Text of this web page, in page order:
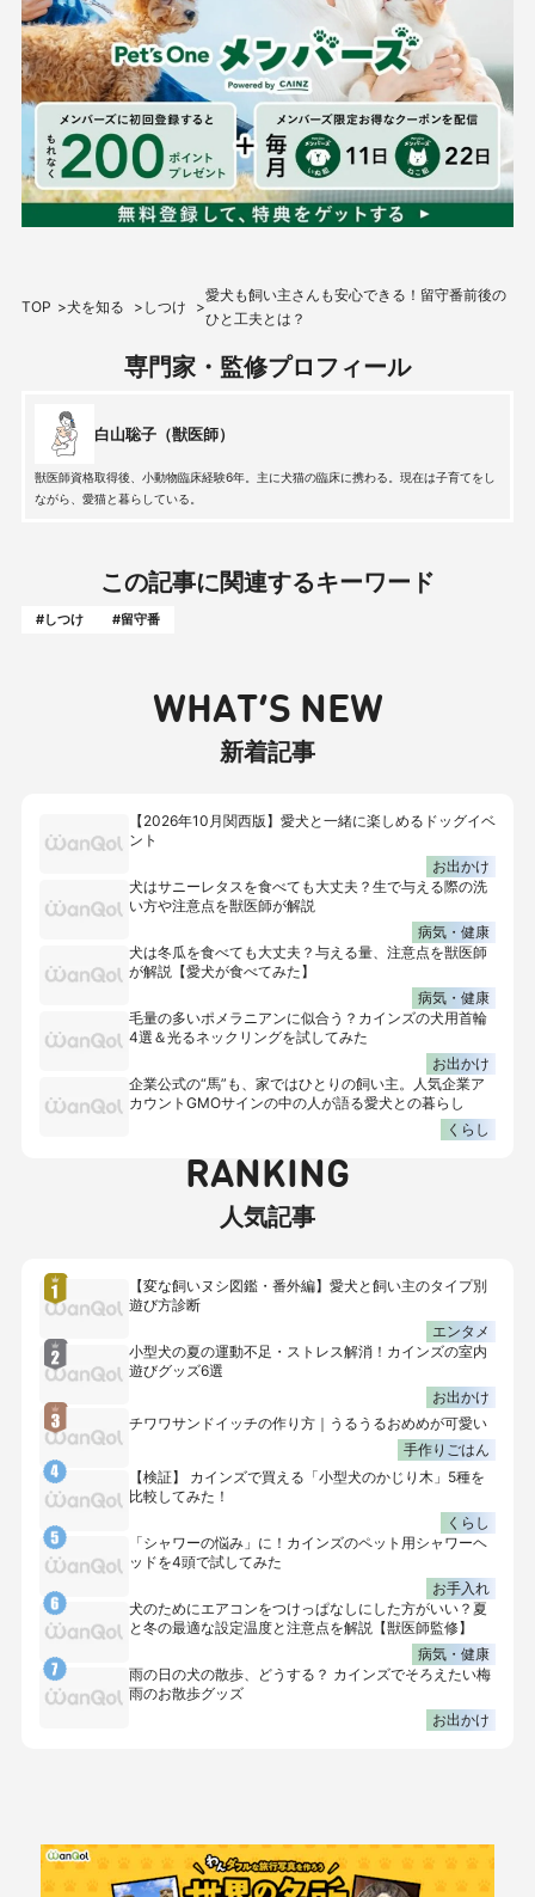
TOP 犬を知る しつけ
愛犬も飼い主さんも安心できる！留守番前後の
ひと工夫とは？
専門家・監修プロフィール
白山聡子（獣医師）
獣医師資格取得後、小動物臨床経験6年。主に犬猫の臨床に携わる。現在は子育てをし
ながら、愛猫と暮らしている。
この記事に関連するキーワード
#しつけ #留守番
WHAT’S NEW
新着記事
【2026年10月関西版】愛犬と一緒に楽しめるドッグイベ
ント
お出かけ
犬はサニーレタスを食べても大丈夫？生で与える際の洗
い方や注意点を獣医師が解説
病気・健康
犬は冬瓜を食べても大丈夫？与える量、注意点を獣医師
が解説【愛犬が食べてみた】
病気・健康
毛量の多いポメラニアンに似合う？カインズの犬用首輪
4選＆光るネックリングを試してみた
お出かけ
企業公式の“馬”も、家ではひとりの飼い主。人気企業ア
カウントGMOサインの中の人が語る愛犬との暮らし
くらし
RANKING
人気記事
【変な飼いヌシ図鑑・番外編】愛犬と飼い主のタイプ別
遊び方診断
エンタメ
小型犬の夏の運動不足・ストレス解消！カインズの室内
遊びグッズ6選
お出かけ
チワワサンドイッチの作り方｜うるうるおめめが可愛い
手作りごはん
【検証】 カインズで買える「小型犬のかじり木」5種を
比較してみた！
くらし
「シャワーの悩み」に！カインズのペット用シャワーヘ
ッドを4頭で試してみた
お手入れ
犬のためにエアコンをつけっぱなしにした方がいい？夏
と冬の最適な設定温度と注意点を解説【獣医師監修】
病気・健康
雨の日の犬の散歩、どうする？ カインズでそろえたい梅
雨のお散歩グッズ
お出かけ